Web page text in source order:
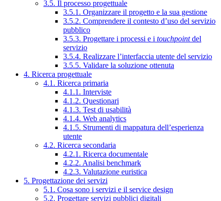
3.5. Il processo progettuale
3.5.1. Organizzare il progetto e la sua gestione
3.5.2. Comprendere il contesto d’uso del servizio
pubblico
3.5.3. Progettare i processi e i touchpointdel
servizio
3.5.4. Realizzare l’interfaccia utente del servizio
3.5.5. Validare la soluzione ottenuta
4. Ricerca progettuale
4.1. Ricerca primaria
4.1.1. Interviste
4.1.2. Questionari
4.1.3. Test di usabilità
4.1.4. Web analytics
4.1.5. Strumenti di mappatura dell’esperienza
utente
4.2. Ricerca secondaria
4.2.1. Ricerca documentale
4.2.2. Analisi benchmark
4.2.3. Valutazione euristica
5. Progettazione dei servizi
5.1. Cosa sono i servizi e il service design
5.2. Progettare servizi pubblici digitali